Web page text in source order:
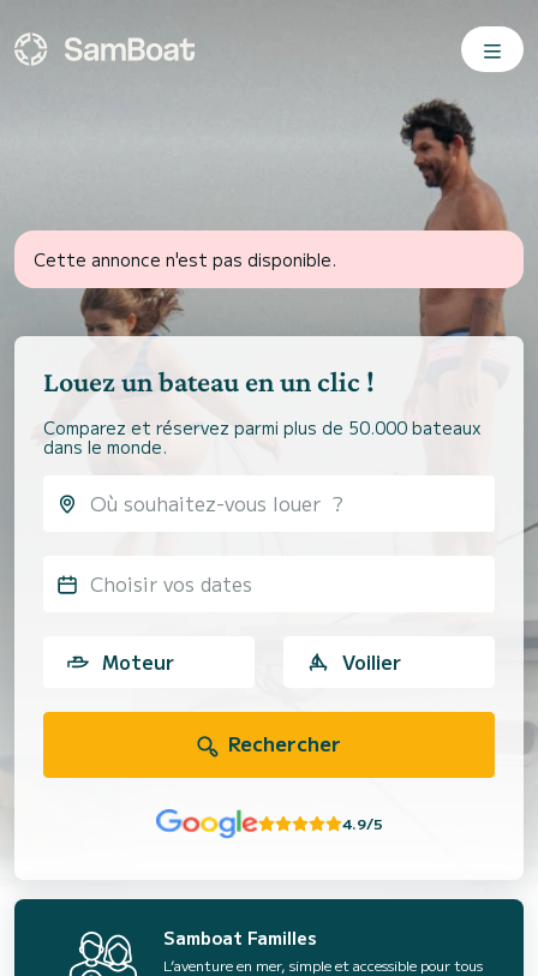
Cette annonce n'est pas disponible.
Louez un bateau en un clic !
Comparez et réservez parmi plus de 50.000 bateaux
dans le monde.
Choisir vos dates
Moteur Voilier
Rechercher
4.9/5
Samboat Familles
L’aventure en mer, simple et accessible pour tous